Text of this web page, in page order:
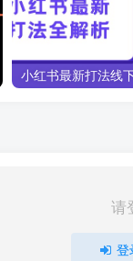
请
登